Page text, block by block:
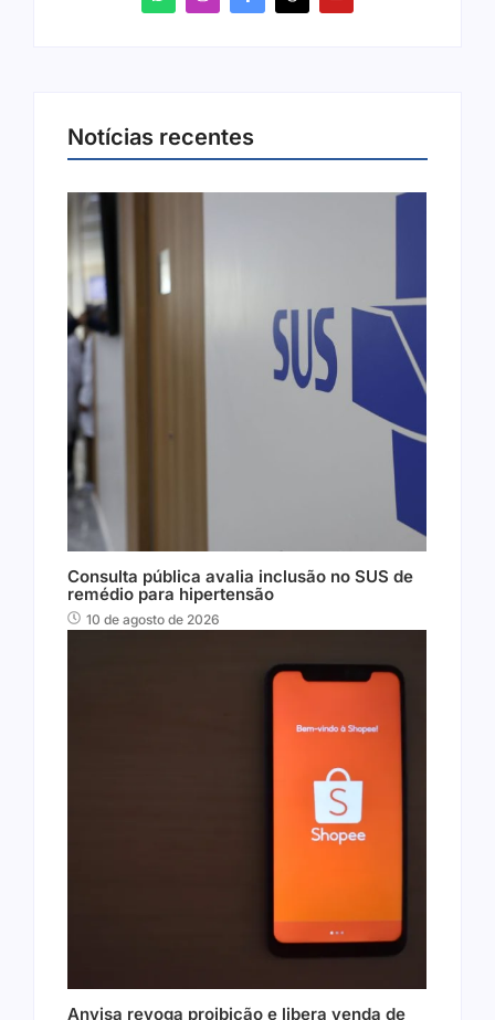
Notícias recentes
Consulta pública avalia inclusão no SUS de
remédio para hipertensão
10 de agosto de 2026
Anvisa revoga proibição e libera venda de